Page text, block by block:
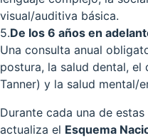
visual/auditiva básica.
5.De los 6 años en
Una consulta anual
postura, la salud dental,
Tanner) y la salud mental/
Durante cada una de
actualiza el Esquema